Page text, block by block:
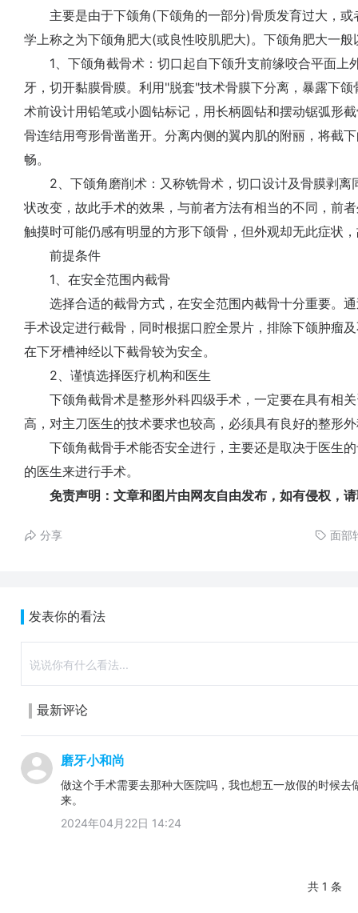
主要是由于下颌角(下颌角的一部分)骨质发育过大，或
学上称之为下颌角肥大(或良性咬肌肥大)。下颌角肥大一
1、下颌角截骨术：切口起自下颌升支前缘咬合平面上
牙，切开黏膜骨膜。利用"脱套"技术骨膜下分离，暴露下
术前设计用铅笔或小圆钻标记，用长柄圆钻和摆动锯弧形
骨连结用弯形骨凿凿开。分离内侧的翼内肌的附丽，将截
畅。
2、下颌角磨削术：又称铣骨术，切口设计及骨膜剥离
状改变，故此手术的效果，与前者方法有相当的不同，前
触摸时可能仍感有明显的方形下颌骨，但外观却无此症状
前提条件
1、在安全范围内截骨
选择合适的截骨方式，在安全范围内截骨十分重要。通
手术设定进行截骨，同时根据口腔全景片，排除下颌肿瘤
在下牙槽神经以下截骨较为安全。
2、谨慎选择医疗机构和医生
下颌角截骨术是整形外科四级手术，一定要在具有相关
高，对主刀医生的技术要求也较高，必须具有良好的整形
下颌角截骨手术能否安全进行，主要还是取决于医生的
的医生来进行手术。
免责声明：文章和图片由网友自由发布，如有侵权，
分享 面部
发表你的看法
最新评论
磨牙小和尚
做这个手术需要去那种大医院吗，我也想五一放假的时候
来。
2024年04月22日 14:24
共 1 条